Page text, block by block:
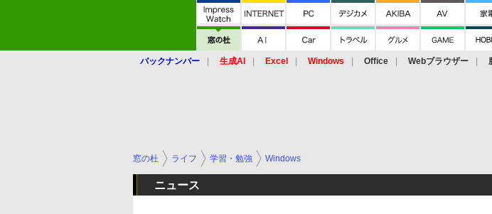
バックナンバー 生成AI Excel Windows Office Webブラウザー
窓の杜 ライフ 学習・勉強 Windows
ニュース